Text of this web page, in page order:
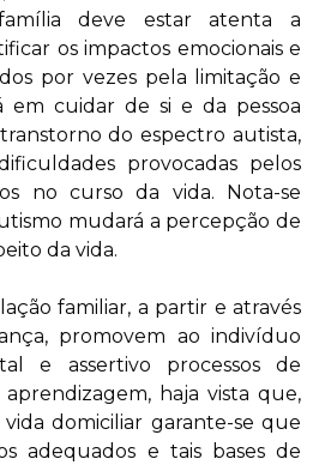
deve estar atenta a
os impactos emocionais e
por vezes pela limitação e
cuidar de si e da pessoa
do espectro autista,
provocadas pelos
no curso da vida. Nota-se
mudará a percepção de
da vida.
familiar, a partir e através
promovem ao indivíduo
e assertivo processos de
haja vista que,
domiciliar garante-se que
adequados e tais bases de